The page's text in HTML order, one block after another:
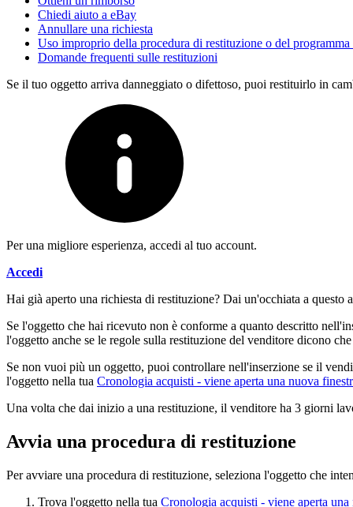
Chiedi aiuto a eBay
Annullare una richiesta
Uso improprio della procedura di restituzione o del
Domande frequenti sulle restituzioni
Se il tuo oggetto arriva danneggiato o difettoso, puoi restituirlo in
Per una migliore esperienza, accedi al tuo account.
Accedi
Hai già aperto una richiesta di restituzione? Dai un'occhiata a questo
Se l'oggetto che hai ricevuto non è conforme a quanto descritto
l'oggetto anche se le regole sulla restituzione del venditore dicono
Se non vuoi più un oggetto, puoi controllare nell'inserzione se il
l'oggetto nella tua Cronologia acquisti - viene aperta una nuova
Una volta che dai inizio a una restituzione, il venditore ha 3 giorni
Avvia una procedura di restituzione
Per avviare una procedura di restituzione, seleziona l'oggetto che
Trova l'oggetto nella tua Cronologia acquisti - viene aperta